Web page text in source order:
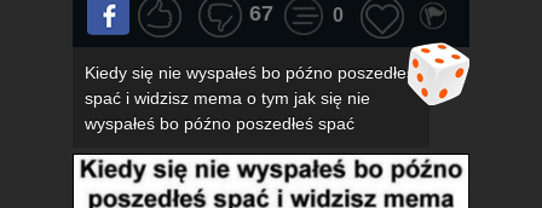
67 0
Kiedy się nie wyspałeś bo późno poszedłeś
spać i widzisz mema o tym jak się nie
wyspałeś bo późno poszedłeś spać